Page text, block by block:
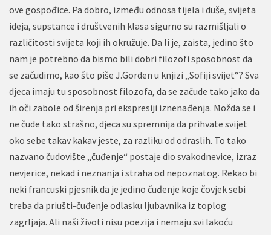
ove gospođice. Pa dobro, između odnosa tijela i duše, svijeta
ideja, supstance i društvenih klasa sigurno su razmišljali o
različitosti svijeta koji ih okružuje. Da li je, zaista, jedino što
nam je potrebno da bismo bili dobri filozofi sposobnost da
se začudimo, kao što piše J.Gorden u knjizi „Sofiji svijet“? Sva
djeca imaju tu sposobnost filozofa, da se začude tako jako da
ih oči zabole od širenja pri ekspresiji iznenađenja. Možda se i
ne čude tako strašno, djeca su spremnija da prihvate svijet
oko sebe takav kakav jeste, za razliku od odraslih. To tako
nazvano čudovište „čuđenje“ postaje dio svakodnevice, izraz
nevjerice, nekad i neznanja i straha od nepoznatog. Rekao bi
neki francuski pjesnik da je jedino čuđenje koje čovjek sebi
treba da priušti-čuđenje odlasku ljubavnika iz toplog
zagrljaja. Ali naši životi nisu poezija i nemaju svi lakoću